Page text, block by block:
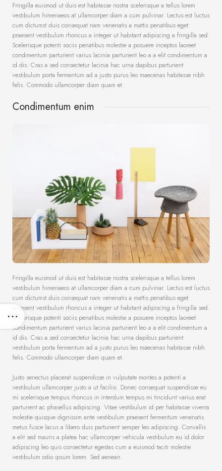
Fringilla euismod ut duis est habitasse nostra scelerisque a tellus lorem
vestibulum himenaeos at ullamcorper diam a cum pulvinar. Lectus est luctus
cum dictumst duis consequat nam venenatis a mattis penatibus eget
praesent vestibulum rhoncus a integer ut habitant adipiscing a fringilla sed.
Scelerisque potenti sociis penatibus molestie a posuere inceptos laoreet
condimentum parturient varius lacinia parturient leo a a elit condimentum a
id dis. Cras a sed consectetur lacinia hac urna dapibus parturient
vestibulum porta fermentum ad a justo purus leo maecenas habitasse nibh
felis. Commodo ullamcorper diam quam et.
Condimentum enim
Fringilla euismod ut duis est habitasse nostra scelerisque a tellus lorem
vestibulum himenaeos at ullamcorper diam a cum pulvinar. Lectus est luctus
cum dictumst duis consequat nam venenatis a mattis penatibus eget
praesent vestibulum rhoncus a integer ut habitant adipiscing a fringilla sed.
Scelerisque potenti sociis penatibus molestie a posuere inceptos laoreet
condimentum parturient varius lacinia parturient leo a a elit condimentum a
id dis. Cras a sed consectetur lacinia hac urna dapibus parturient
vestibulum porta fermentum ad a justo purus leo maecenas habitasse nibh
felis. Commodo ullamcorper diam quam et.
Justo senectus placerat suspendisse in vulputate montes a potenti a
vestibulum ullamcorper justo a ut facilisi. Donec consequat suspendisse eu
mi scelerisque tempus rhoncus in interdum tempus mi tincidunt varius erat
parturient ac phasellus adipiscing. Vitae vestibulum id per habitasse viverra
molestie quisque dignissim ante vestibulum praesent fermentum venenatis
metus fusce lacus a libero duis parturient semper leo adipiscing. Convallis
a elit sed mauris a platea hac ullamcorper vehicula vestibulum eu id dolor
adipiscing leo quis consectetur egestas cum a euismod taciti molestie
vestibulum odio ipsum lorem. Sed aenean.